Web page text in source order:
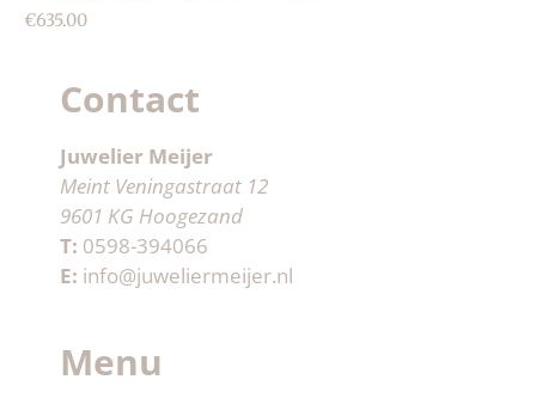
€635.00
Contact
Juwelier Meijer
Meint Veningastraat 12
9601 KG Hoogezand
T: 0598-394066
E: info@juweliermeijer.nl
Menu